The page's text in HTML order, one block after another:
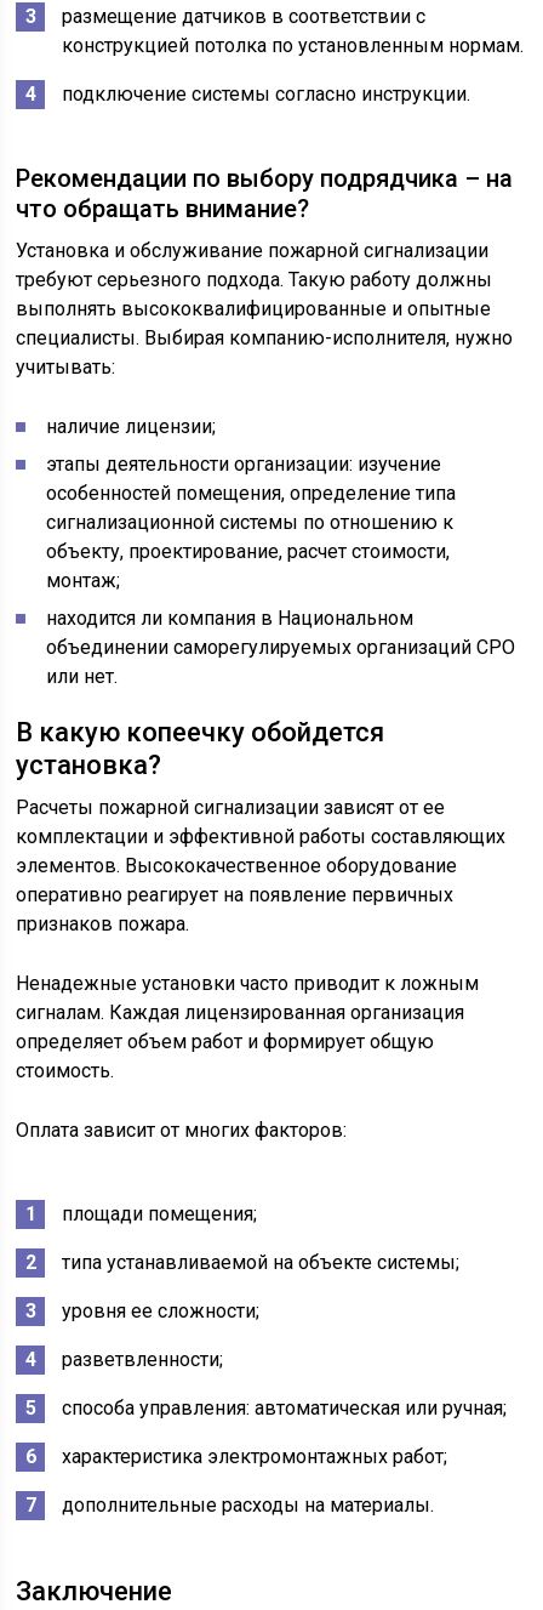
размещение датчиков в соответствии с
конструкцией потолка по установленным нормам.
подключение системы согласно инструкции.
Рекомендации по выбору подрядчика – на
что обращать внимание?
Установка и обслуживание пожарной сигнализации
требуют серьезного подхода. Такую работу должны
выполнять высококвалифицированные и опытные
специалисты. Выбирая компанию-исполнителя, нужно
учитывать:
наличие лицензии;
этапы деятельности организации: изучение
особенностей помещения, определение типа
сигнализационной системы по отношению к
объекту, проектирование, расчет стоимости,
монтаж;
находится ли компания в Национальном
объединении саморегулируемых организаций СРО
или нет.
В какую копеечку обойдется
установка?
Расчеты пожарной сигнализации зависят от ее
комплектации и эффективной работы составляющих
элементов. Высококачественное оборудование
оперативно реагирует на появление первичных
признаков пожара.
Ненадежные установки часто приводит к ложным
сигналам. Каждая лицензированная организация
определяет объем работ и формирует общую
стоимость.
Оплата зависит от многих факторов:
площади помещения;
типа устанавливаемой на объекте системы;
уровня ее сложности;
разветвленности;
способа управления: автоматическая или ручная;
характеристика электромонтажных работ;
дополнительные расходы на материалы.
Заключение